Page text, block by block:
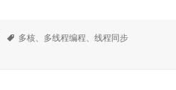
标
多核、 多线程编程、线程同步